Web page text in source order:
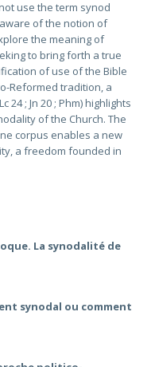
use the term synod
of the notion of
the meaning of
to bring forth a true
of use of the Bible
Reformed tradition, a
24 ; Jn 20 ; Phm) highlights
of the Church. The
corpus enables a new
a freedom founded in
La synodalité de
synodal ou comment